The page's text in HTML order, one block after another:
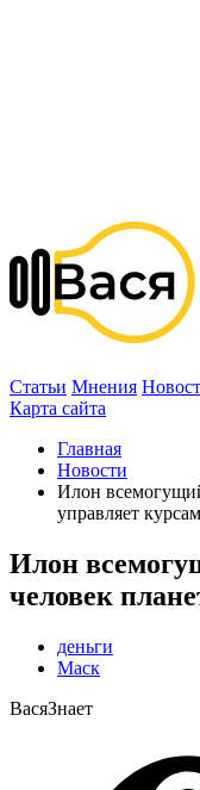
Статьи Мнения
Карта сайта
Главная
Новости
Илон
управляет
Илон
человек
деньги
Маск
ВасяЗнает